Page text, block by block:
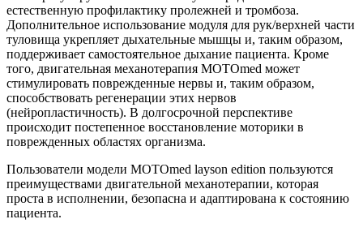
естественную профилактику пролежней и тромбоза.
Дополнительное использование модуля для рук/верхней части
туловища укрепляет дыхательные мышцы и, таким образом,
поддерживает самостоятельное дыхание пациента. Кроме
того, двигательная механотерапия MOTOmed может
стимулировать поврежденные нервы и, таким образом,
способствовать регенерации этих нервов
(нейропластичность). В долгосрочной перспективе
происходит постепенное восстановление моторики в
поврежденных областях организма.
Пользователи модели MOTOmed layson edition пользуются
преимуществами двигательной механотерапии, которая
проста в исполнении, безопасна и адаптирована к состоянию
пациента.